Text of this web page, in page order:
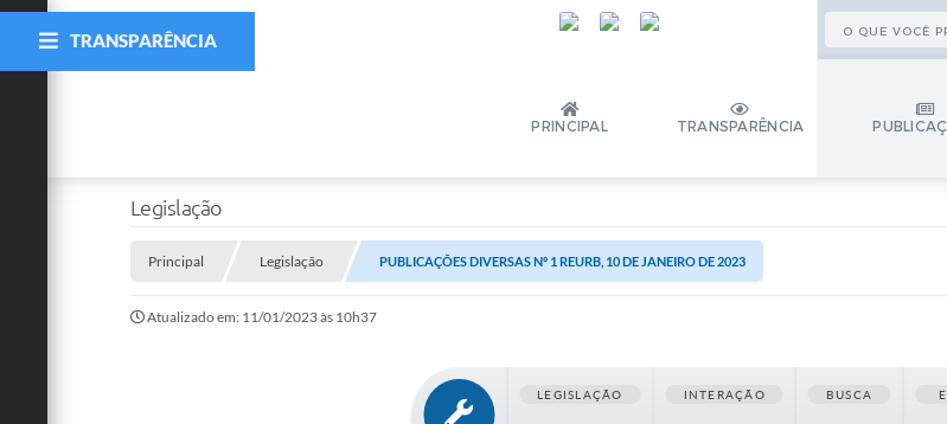
PRINCIPAL TRANSPARÊNCIA
TRANSPARÊNCIA
Legislação
Principal Legislação PUBLICAÇÕES DIVERSAS Nº 1 REURB, 10 DE JANEIRO DE 2023
Atualizado em: 11/01/2023 às 10h37
LEGISLAÇÃO INTERAÇÃO BUSCA